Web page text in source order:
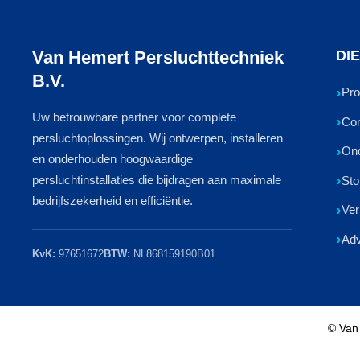
Van Hemert Persluchttechniek
B.V.
Uw betrouwbare partner voor complete
persluchtoplossingen. Wij ontwerpen, installeren
en onderhouden hoogwaardige
persluchtinstallaties die bijdragen aan maximale
bedrijfszekerheid en efficiëntie.
KvK: 97651672BTW: NL868159190B01
©